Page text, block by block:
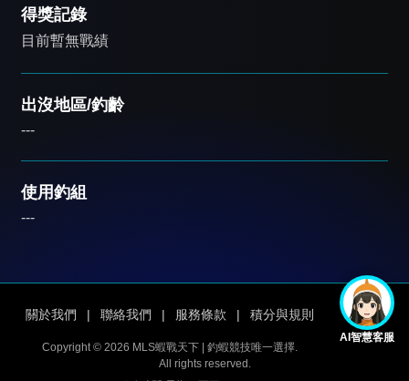
得獎記錄
目前暫無戰績
出沒地區/釣齡
---
使用釣組
---
AI智慧客服
關於我們 | 聯絡我們 | 服務條款 | 積分與規則
Copyright © 2026 MLS蝦戰天下 | 釣蝦競技唯一選擇.
All rights reserved.